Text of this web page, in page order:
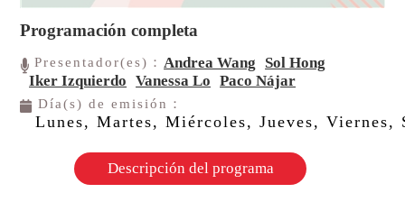
Programación completa
Presentador(es)： Andrea Wang
Sol Hong
Iker Izquierdo Vanessa Lo Paco Nájar
Día(s) de emisión：
Lunes, Martes, Miércoles, Jueves, Viernes,
Descripción del programa